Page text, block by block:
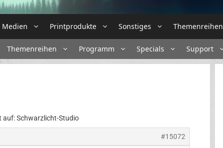
Medien Printprodukte Sonstiges Themenreihen
Themenreihen Programm Specials Support
auf: Schwarzlicht-Studio
#15072